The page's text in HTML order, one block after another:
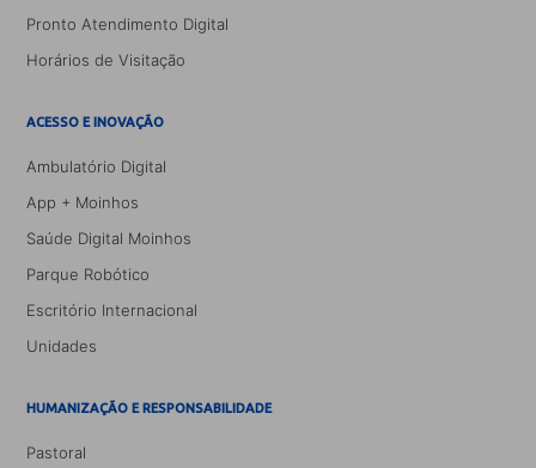
Pronto Atendimento Digital
Horários de Visitação
ACESSO E INOVAÇÃO
Ambulatório Digital
App + Moinhos
Saúde Digital Moinhos
Parque Robótico
Escritório Internacional
Unidades
HUMANIZAÇÃO E RESPONSABILIDADE
Pastoral